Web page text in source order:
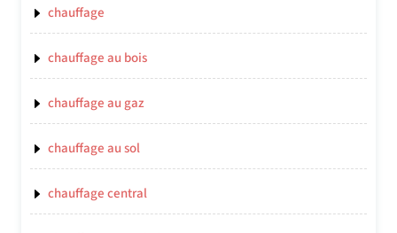
chauffage
chauffage au bois
chauffage au gaz
chauffage au sol
chauffage central